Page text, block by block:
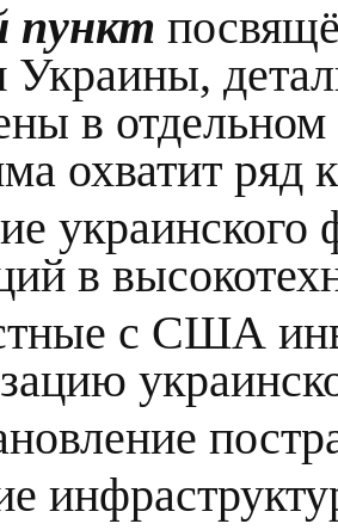
пункт
Украины,
в
охватит ряд
украинского
в
с США